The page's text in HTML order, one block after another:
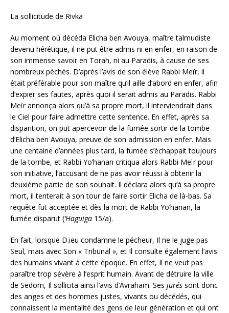
La sollicitude de Rivka
Au moment où décéda Elicha ben Avouya, maître talmudiste
devenu hérétique, il ne put être admis ni en enfer, en raison de
son immense savoir en Torah, ni au Paradis, à cause de ses
nombreux péchés. D’après l’avis de son élève Rabbi Meïr, il
était préférable pour son maître qu’il aille d’abord en enfer, afin
d’expier ses fautes, après quoi il serait admis au Paradis. Rabbi
Meïr annonça alors qu’à sa propre mort, il interviendrait dans
le Ciel pour faire admettre cette sentence. En effet, après sa
disparition, on put apercevoir de la fumée sortir de la tombe
d’Elicha ben Avouya, preuve de son admission en enfer. Mais
une centaine d’années plus tard, la fumée s’échappait toujours
de la tombe, et Rabbi Yo’hanan critiqua alors Rabbi Meïr pour
son initiative, l’accusant de ne pas avoir réussi à obtenir la
deuxième partie de son souhait. Il déclara alors qu’à sa propre
mort, il tenterait à son tour de faire sortir Elicha de là-bas. Sa
requête fut acceptée et dès la mort de Rabbi Yo’hanan, la
fumée disparut (‘Haguiga 15/a).
En fait, lorsque D.ieu condamne le pécheur, Il ne le juge pas
Seul, mais avec Son « Tribunal », et Il consulte également l’avis
des humains vivant à cette époque. En effet, Il ne veut pas
paraître trop sévère à l’esprit humain. Avant de détruire la ville
de Sedom, Il sollicita ainsi l’avis d’Avraham. Ses jurés sont donc
des anges et des hommes justes, vivants ou décédés, qui
connaissent la mentalité des gens de leur génération et qui ont